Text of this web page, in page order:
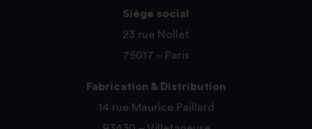
Siège social
23 rue Nollet
75017 – Paris
Fabrication & Distribution
14 rue Maurice Paillard